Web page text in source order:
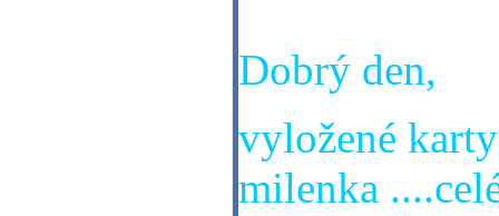
Dobrý den,
vyložené
milenka